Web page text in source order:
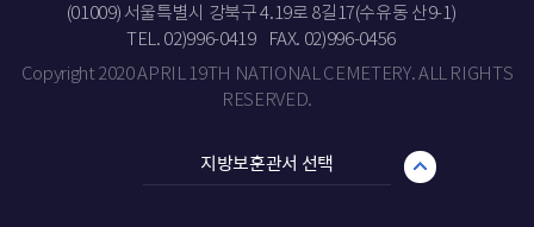
(01009) 서울특별시 강북구 4.19로 8길17(수유동 산9-1)
TEL. 02)996-0419
FAX. 02)996-0456
Copyright 2020 APRIL 19TH NATIONAL CEMETERY. ALL RIGHTS
RESERVED.
지방보훈관서 선택